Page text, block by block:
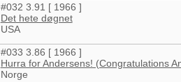
#032 3.91 [ 1966 ]
Det hete døgnet
USA
#033 3.86 [ 1966 ]
Hurra for Andersens! (Congratulations
Norge